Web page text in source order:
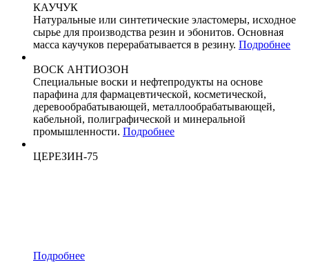
КАУЧУК
Натуральные или синтетические эластомеры, исходное
сырье для производства резин и эбонитов. Основная
масса каучуков перерабатывается в резину. Подробнее
ВОСК АНТИОЗОН
Cпециальные воски и нефтепродукты на основе
парафина для фармацевтической, косметической,
деревообрабатывающей, металлообрабатывающей,
кабельной, полиграфической и минеральной
промышленности. Подробнее
ЦЕРЕЗИН-75
Подробнее